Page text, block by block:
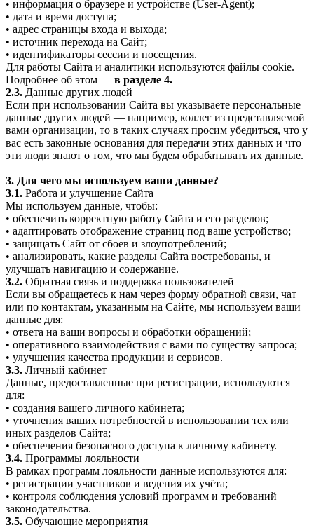
• информация о браузере и устройстве (User-Agent);
• дата и время доступа;
• адрес страницы входа и выхода;
• источник перехода на Сайт;
• идентификаторы сессии и посещения.
Для работы Сайта и аналитики используются файлы cookie.
Подробнее об этом — в разделе 4.
2.3. Данные других людей
Если при использовании Сайта вы указываете персональные
данные других людей — например, коллег из представляемой
вами организации, то в таких случаях просим убедиться, что у
вас есть законные основания для передачи этих данных и что
эти люди знают о том, что мы будем обрабатывать их данные.
3. Для чего мы используем ваши данные?
3.1. Работа и улучшение Сайта
Мы используем данные, чтобы:
• обеспечить корректную работу Сайта и его разделов;
• адаптировать отображение страниц под ваше устройство;
• защищать Сайт от сбоев и злоупотреблений;
• анализировать, какие разделы Сайта востребованы, и
улучшать навигацию и содержание.
3.2. Обратная связь и поддержка пользователей
Если вы обращаетесь к нам через форму обратной связи, чат
или по контактам, указанным на Сайте, мы используем ваши
данные для:
• ответа на ваши вопросы и обработки обращений;
• оперативного взаимодействия с вами по существу запроса;
• улучшения качества продукции и сервисов.
3.3. Личный кабинет
Данные, предоставленные при регистрации, используются
для:
• создания вашего личного кабинета;
• уточнения ваших потребностей в использовании тех или
иных разделов Сайта;
• обеспечения безопасного доступа к личному кабинету.
3.4. Программы лояльности
В рамках программ лояльности данные используются для:
• регистрации участников и ведения их учёта;
• контроля соблюдения условий программ и требований
законодательства.
3.5. Обучающие мероприятия